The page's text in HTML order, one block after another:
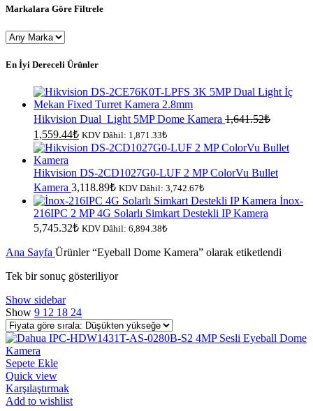
Markalara Göre Filtrele
En İyi Dereceli Ürünler
Hikvision Dual_Light 5MP Dome Kamera 1,641.52₺
Orijinal
fiyat:
1,641.52₺.
1,559.44₺Şu
andaki
fiyat:
1,559.44₺.
KDV Dâhil: 1,871.33₺
Hikvision DS-2CD1027G0-LUF 2 MP ColorVu Bullet
Kamera 3,118.89₺ KDV Dâhil: 3,742.67₺
İnox-
216IPC 2 MP 4G Solarlı Simkart Destekli IP Kamera
5,745.32₺ KDV Dâhil: 6,894.38₺
Ana Sayfa Ürünler “Eyeball Dome Kamera” olarak etiketlendi
Tek bir sonuç gösteriliyor
Show sidebar
Show 9 12 18 24
Sepete Ekle
Quick view
Karşılaştırmak
Add to wishlist